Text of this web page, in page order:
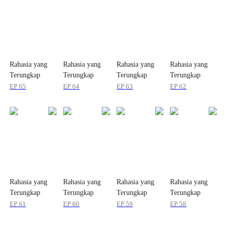
Rahasia yang
Terungkap
EP65
Rahasia yang
Terungkap
EP64
Rahasia yang
Terungkap
EP63
Rahasia yang
Terungkap
EP62
Rahasia yang
Terungkap
EP61
Rahasia yang
Terungkap
EP60
Rahasia yang
Terungkap
EP59
Rahasia yang
Terungkap
EP58